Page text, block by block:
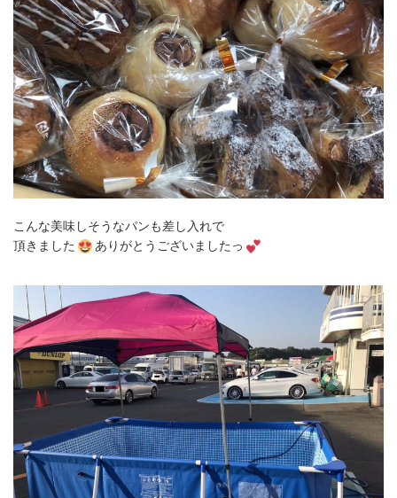
こんな美味しそうなパンも差し入れで
頂きました
ありがとうございましたっ